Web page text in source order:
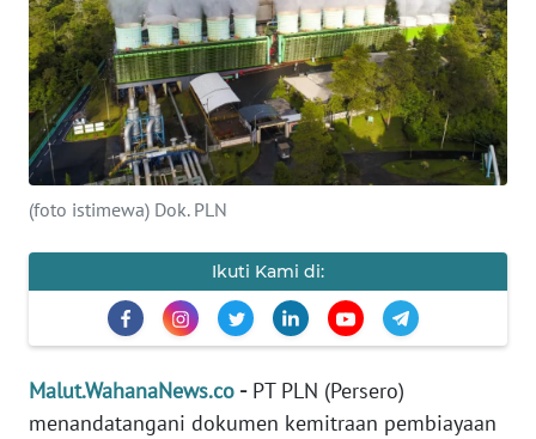
(foto istimewa) Dok. PLN
Ikuti Kami di:
Malut.WahanaNews.co -PT PLN (Persero)
menandatangani dokumen kemitraan pembiayaan
INDEKS
BERITA
KONTAK
KAMI
INFO
IKLAN
MEDIA
SIBER